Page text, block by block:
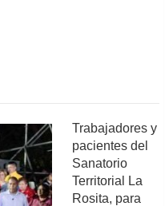
Trabajadores y
pacientes del
Sanatorio
Territorial La
Rosita, para